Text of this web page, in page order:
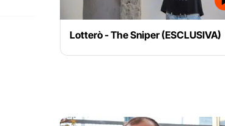
Lotterò - The Sniper (ESCLUSIVA)